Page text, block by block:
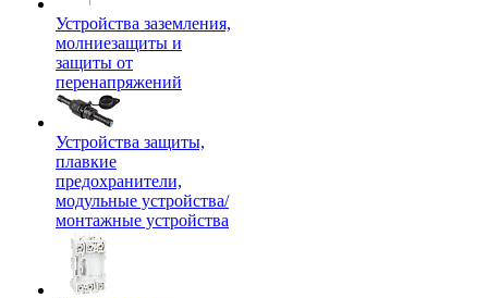
Устройства заземления,
молниезащиты и
защиты от
перенапряжений
Устройства защиты,
плавкие
предохранители,
модульные устройства/
монтажные устройства